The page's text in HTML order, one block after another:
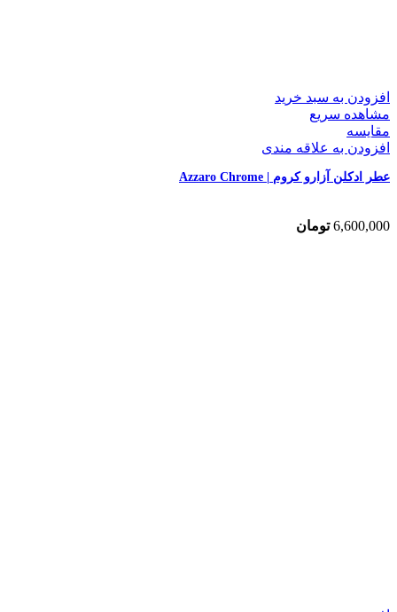
افزودن به سبد خرید
مشاهده سریع
مقایسه
افزودن به علاقه مندی
عطر ادکلن آزارو کروم | Azzaro Chrome
6,600,000 تومان